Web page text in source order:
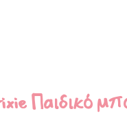
Παιδικό